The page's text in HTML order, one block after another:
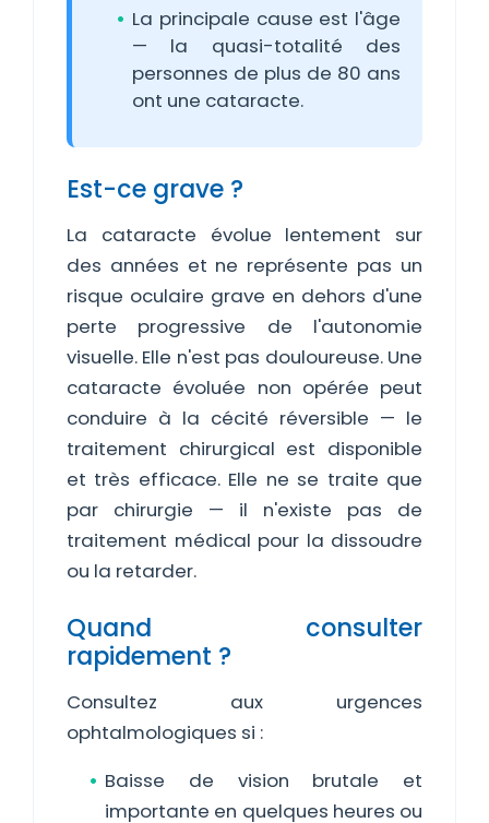
La principale cause est l'âge
— la quasi-totalité des
personnes de plus de 80 ans
ont une cataracte.
Est-ce grave ?
La cataracte évolue lentement sur
des années et ne représente pas un
risque oculaire grave en dehors d'une
perte progressive de l'autonomie
visuelle. Elle n'est pas douloureuse. Une
cataracte évoluée non opérée peut
conduire à la cécité réversible — le
traitement chirurgical est disponible
et très efficace. Elle ne se traite que
par chirurgie — il n'existe pas de
traitement médical pour la dissoudre
ou la retarder.
Quand consulter
rapidement ?
Consultez aux urgences
ophtalmologiques si :
Baisse de vision brutale et
importante en quelques heures ou